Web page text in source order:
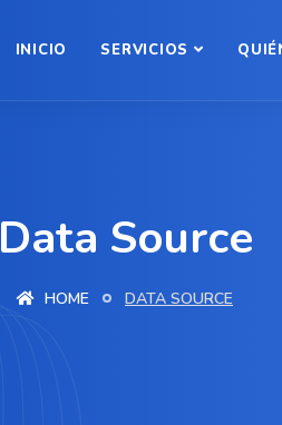
INICIO SERVICIOS
Data Source
HOME DATA SOURCE